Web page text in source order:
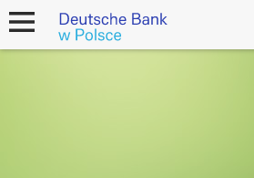
open